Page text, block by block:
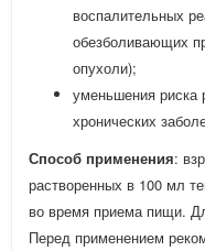
воспалительных
обезболивающих
опухоли);
уменьшения риска
хронических
Способ применения:
растворенных в 100 мл
во время приема пищи.
Перед применением